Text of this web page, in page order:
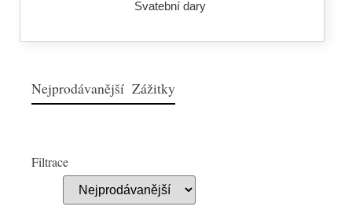
Svatební dary
Nejprodávanější Zážitky
Filtrace